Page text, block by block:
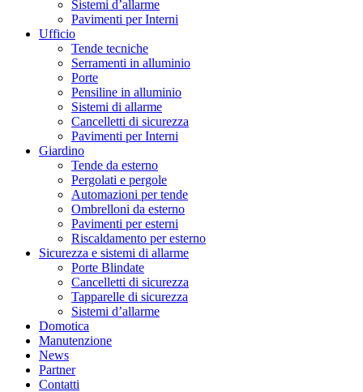
Sistemi d’allarme
Pavimenti per Interni
Ufficio
Tende tecniche
Serramenti in alluminio
Porte
Pensiline in alluminio
Sistemi di allarme
Cancelletti di sicurezza
Pavimenti per Interni
Giardino
Tende da esterno
Pergolati e pergole
Automazioni per tende
Ombrelloni da esterno
Pavimenti per esterni
Riscaldamento per esterno
Sicurezza e sistemi di allarme
Porte Blindate
Cancelletti di sicurezza
Tapparelle di sicurezza
Sistemi d’allarme
Domotica
Manutenzione
News
Partner
Contatti